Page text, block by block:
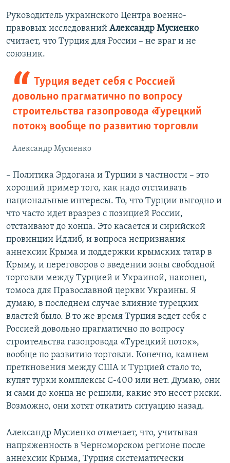
Руководитель украинского Центра военно-
правовых исследований Александр Мусиенко
считает, что Турция для России – не враг и не
союзник.
Турция ведет себя с Россией
довольно прагматично по вопросу
строительства газопровода «Турецкий
поток», вообще по развитию торговли
Александр Мусиенко
– Политика Эрдогана и Турции в частности – это
хороший пример того, как надо отстаивать
национальные интересы. То, что Турции выгодно и
что часто идет вразрез с позицией России,
отстаивают до конца. Это касается и сирийской
провинции Идлиб, и вопроса непризнания
аннексии Крыма и поддержки крымских татар в
Крыму, и переговоров о введении зоны свободной
торговли между Турцией и Украиной, наконец,
томоса для Православной церкви Украины. Я
думаю, в последнем случае влияние турецких
властей было. В то же время Турция ведет себя с
Россией довольно прагматично по вопросу
строительства газопровода «Турецкий поток»,
вообще по развитию торговли. Конечно, камнем
преткновения между США и Турцией стало то,
купят турки комплексы С-400 или нет. Думаю, они
и сами до конца не решили, какие это несет риски.
Возможно, они хотят откатить ситуацию назад.
Александр Мусиенко отмечает, что, учитывая
напряженность в Черноморском регионе после
аннексии Крыма, Турция систематически